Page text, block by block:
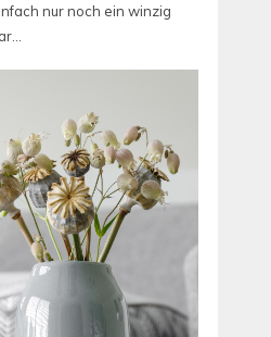
nur noch ein winzig